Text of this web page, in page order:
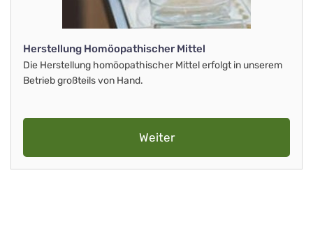
Herstellung Homöopathischer Mittel
Die Herstellung homöopathischer Mittel erfolgt in unserem
Betrieb großteils von Hand.
Weiter